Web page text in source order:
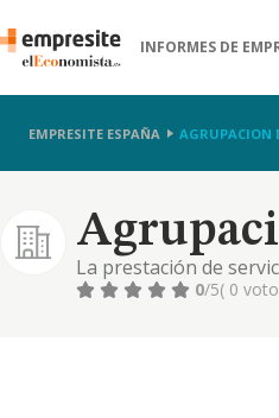
INFORMES DE
EMPRESITE ESPAÑA AGRUPACION
La prestación de
empresas. marketing
0/5( 0